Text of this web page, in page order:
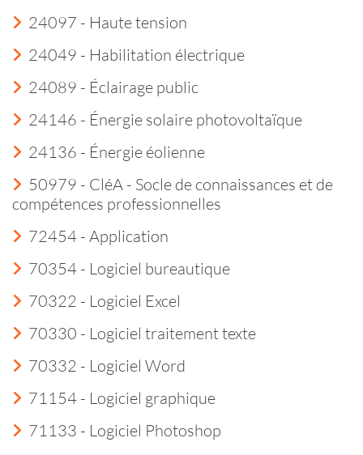
24097 - Haute tension
24049 - Habilitation électrique
24089 - Éclairage public
24146 - Énergie solaire photovoltaïque
24136 - Énergie éolienne
50979 - CléA - Socle de connaissances et de
compétences professionnelles
72454 - Application
70354 - Logiciel bureautique
70322 - Logiciel Excel
70330 - Logiciel traitement texte
70332 - Logiciel Word
71154 - Logiciel graphique
71133 - Logiciel Photoshop